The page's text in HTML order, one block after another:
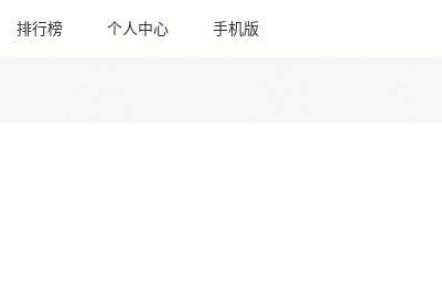
排行榜 个人中心 手机版